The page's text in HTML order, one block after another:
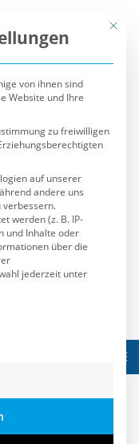
Mit
von ihnen sind
Website und Ihre
zu freiwilligen
auf unserer
andere uns
verbessern.
werden (z. B. IP-
und Inhalte oder
über die
jederzeit unter
für die eine